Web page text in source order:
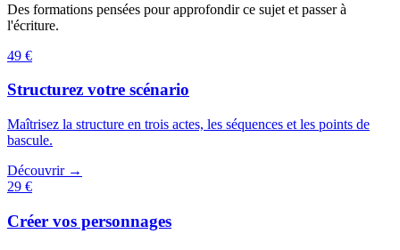
Des formations pensées pour approfondir ce sujet et passer à
l'écriture.
49 €
Structurez votre scénario
Maîtrisez la structure en trois actes, les séquences et les points de
bascule.
Découvrir →
29 €
Créer vos personnages